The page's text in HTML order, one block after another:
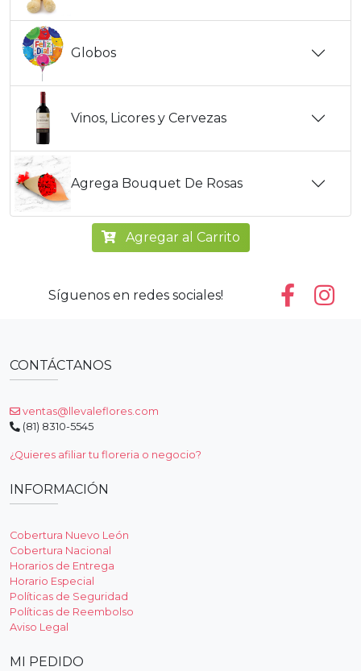
Globos
Vinos, Licores y Cervezas
Agrega Bouquet De Rosas
Agregar al Carrito
Síguenos en redes sociales!
CONTÁCTANOS
ventas@llevaleflores.com
(81) 8310-5545
¿Quieres afiliar tu floreria o negocio?
INFORMACIÓN
Cobertura Nuevo León
Cobertura Nacional
Horarios de Entrega
Horario Especial
Políticas de Seguridad
Políticas de Reembolso
Aviso Legal
MI PEDIDO